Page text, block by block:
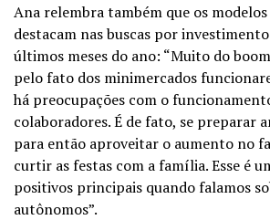
Ana relembra também que os
destacam nas buscas por
últimos meses do ano: “Muito do
pelo fato dos minimercados
há preocupações com o
colaboradores. É de fato, se preparar
para então aproveitar o aumento no
curtir as festas com a família. Esse é
positivos principais quando falamos
autônomos”.